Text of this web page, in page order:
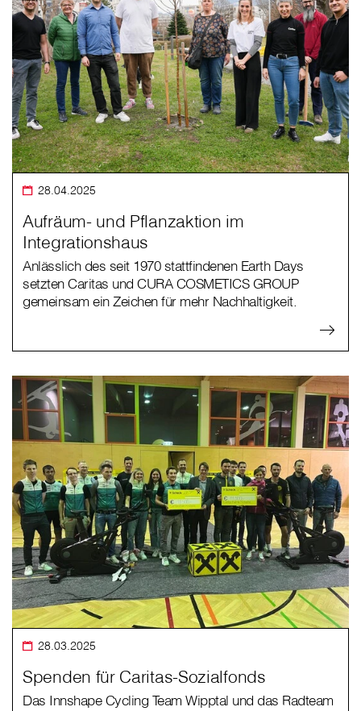
28.04.2025
Aufräum- und Pflanzaktion im
Integrationshaus
Anlässlich des seit 1970 stattfindenen Earth Days
setzten Caritas und CURA COSMETICS GROUP
gemeinsam ein Zeichen für mehr Nachhaltigkeit.
28.03.2025
Spenden für Caritas-Sozialfonds
Das Innshape Cycling Team Wipptal und das Radteam